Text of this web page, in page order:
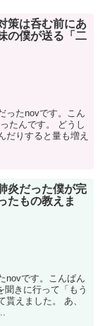
策は呑む前にあ
の僕が送る「二
ったnovです。こん
たんです。 どうし
だりすると量も増え
炎だった僕が完
たもの教えま
novです。こんばん
聞きに行って「もう
えました。 あ、